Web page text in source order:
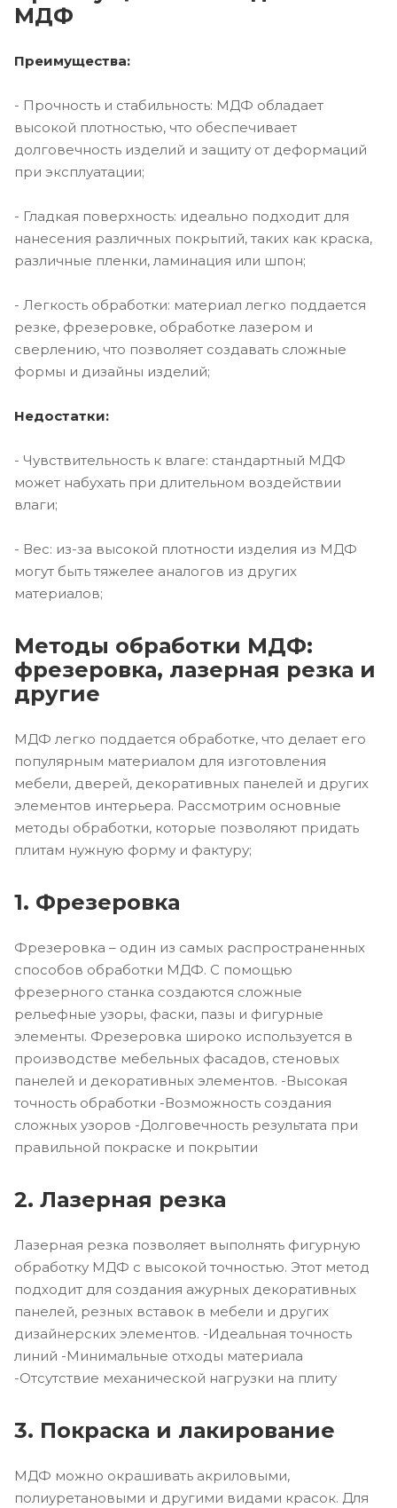
МДФ
Преимущества:
- Прочность и стабильность: МДФ обладает
высокой плотностью, что обеспечивает
долговечность изделий и защиту от деформаций
при эксплуатации;
- Гладкая поверхность: идеально подходит для
нанесения различных покрытий, таких как краска,
различные пленки, ламинация или шпон;
- Легкость обработки: материал легко поддается
резке, фрезеровке, обработке лазером и
сверлению, что позволяет создавать сложные
формы и дизайны изделий;
Недостатки:
- Чувствительность к влаге: стандартный МДФ
может набухать при длительном воздействии
влаги;
- Вес: из-за высокой плотности изделия из МДФ
могут быть тяжелее аналогов из других
материалов;
Методы обработки МДФ:
фрезеровка, лазерная резка и
другие
МДФ легко поддается обработке, что делает его
популярным материалом для изготовления
мебели, дверей, декоративных панелей и других
элементов интерьера. Рассмотрим основные
методы обработки, которые позволяют придать
плитам нужную форму и фактуру;
1. Фрезеровка
Фрезеровка – один из самых распространенных
способов обработки МДФ. С помощью
фрезерного станка создаются сложные
рельефные узоры, фаски, пазы и фигурные
элементы. Фрезеровка широко используется в
производстве мебельных фасадов, стеновых
панелей и декоративных элементов. -Высокая
точность обработки -Возможность создания
сложных узоров -Долговечность результата при
правильной покраске и покрытии
2. Лазерная резка
Лазерная резка позволяет выполнять фигурную
обработку МДФ с высокой точностью. Этот метод
подходит для создания ажурных декоративных
панелей, резных вставок в мебели и других
дизайнерских элементов. -Идеальная точность
линий -Минимальные отходы материала
-Отсутствие механической нагрузки на плиту
3. Покраска и лакирование
МДФ можно окрашивать акриловыми,
полиуретановыми и другими видами красок. Для